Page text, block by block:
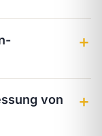
＋
von
＋